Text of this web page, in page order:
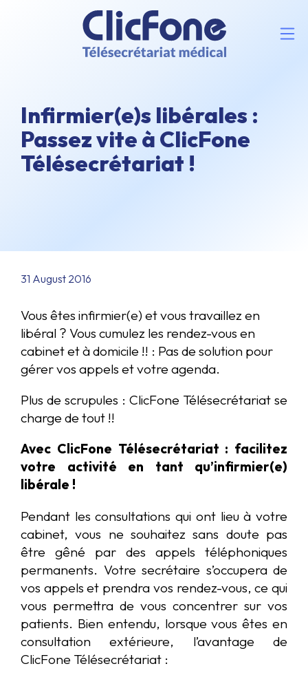
Infirmier(e)s libérales :
Passez vite à ClicFone
Télésecrétariat !
31 August 2016
Vous êtes infirmier(e) et vous travaillez en
libéral ? Vous cumulez les rendez-vous en
cabinet et à domicile !! : Pas de solution pour
gérer vos appels et votre agenda.
Plus de scrupules : ClicFone Télésecrétariat se
charge de tout !!
Avec ClicFone Télésecrétariat : facilitez
votre activité en tant qu’infirmier(e)
libérale !
Pendant les consultations qui ont lieu à votre
cabinet, vous ne souhaitez sans doute pas
être gêné par des appels téléphoniques
permanents. Votre secrétaire s’occupera de
vos appels et prendra vos rendez-vous, ce qui
vous permettra de vous concentrer sur vos
patients. Bien entendu, lorsque vous êtes en
consultation extérieure, l’avantage de
ClicFone Télésecrétariat :